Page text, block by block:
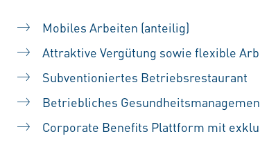
Mobiles Arbeiten (anteilig)
Attraktive Vergütung sowie flexible
Subventioniertes Betriebsrestaurant
Betriebliches
Corporate Benefits Plattform mit